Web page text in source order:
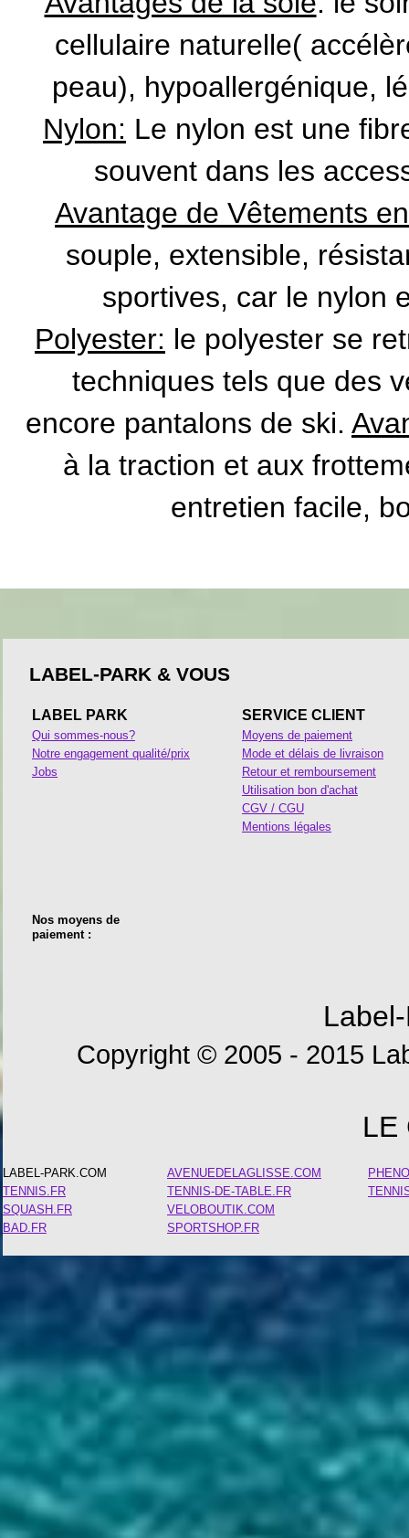
cellulaire naturelle(
peau), hypoallergénique,
Nylon: Le nylon est une
souvent dans les
Avantage de Vêtements
souple, extensible,
sportives, car le nylon
Polyester: le polyester se
techniques tels que des
encore pantalons de ski.
à la traction et aux
entretien facile,
LABEL-PARK & VOUS
LABEL PARK
Qui sommes-nous?
Notre engagement qualité/prix
Jobs
SERVICE CLIENT
Moyens de paiement
Mode et délais de livraison
Retour et remboursement
Utilisation bon d'achat
CGV / CGU
Mentions légales
Nos moyens de
paiement :
Copyright © 2005 - 2015
LE
LABEL-PARK.COM
TENNIS.FR
SQUASH.FR
BAD.FR
AVENUEDELAGLISSE.COM
TENNIS-DE-TABLE.FR
VELOBOUTIK.COM
SPORTSHOP.FR